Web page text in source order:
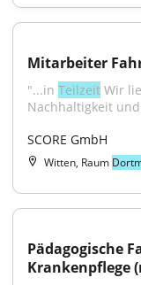
Mitarbeiter
"...in Teilzeit Wir
Nachhaltigkeit
SCORE GmbH
Witten, Raum
Pädagogische
Krankenpflege